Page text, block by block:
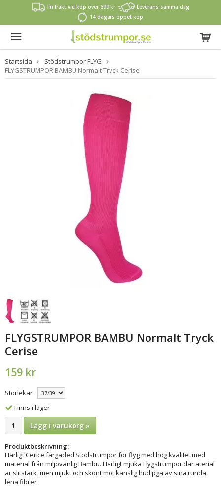
Fri frakt vid köp över 699 kr
Leverans samma dag
14 dagars öppet köp
Startsida
Stödstrumpor FLYG
FLYGSTRUMPOR BAMBU Normalt Tryck Cerise
FLYGSTRUMPOR BAMBU Normalt Tryck
Cerise
159 kr
Storlekar
Finns i lager
Lägg i varukorg »
Produktbeskrivning:
Härligt Cerice färgaded Stödstrumpor för flyg med hög kvalitet med
material från miljövänlig Bambu. Härligt mjuka Flygstrumpor där aterial
är slitstarkt men mjukt och skönt mot känslig hud pga av sina runda
lena fibrer.